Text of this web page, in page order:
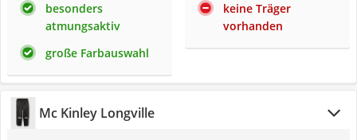
besonders
atmungsaktiv
große Farbauswahl
keine Träger
vorhanden
Mc Kinley Longville